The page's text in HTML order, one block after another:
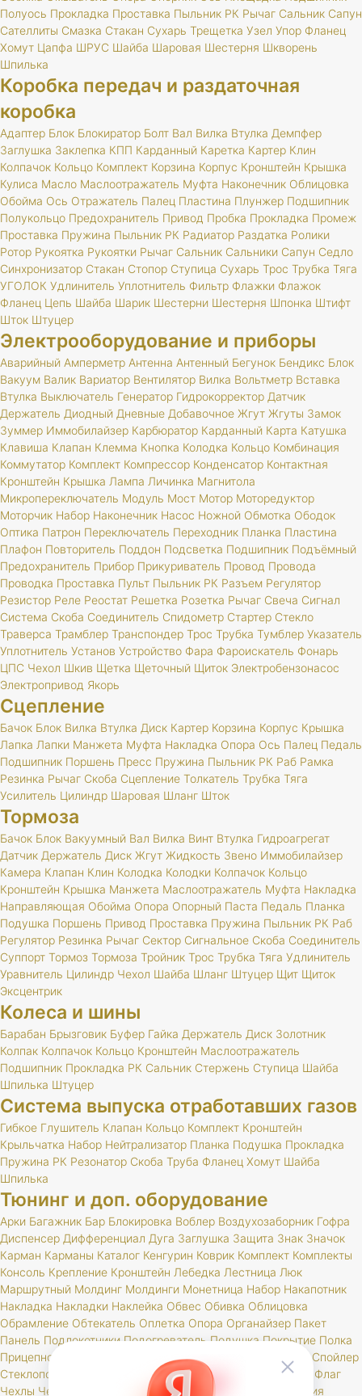
Полуось Прокладка Проставка Пыльник РК Рычаг Сальник Сапун
Сателлиты Смазка Стакан Сухарь Трещетка Узел Упор Фланец
Хомут Цапфа ШРУС Шайба Шаровая Шестерня Шкворень
Шпилька
Коробка передач и раздаточная
коробка
Адаптер Блок Блокиратор Болт Вал Вилка Втулка Демпфер
Заглушка Заклепка КПП Карданный Каретка Картер Клин
Колпачок Кольцо Комплект Корзина Корпус Кронштейн Крышка
Кулиса Масло Маслоотражатель Муфта Наконечник Облицовка
Обойма Ось Отражатель Палец Пластина Плунжер Подшипник
Полукольцо Предохранитель Привод Пробка Прокладка Промеж
Проставка Пружина Пыльник РК Радиатор Раздатка Ролики
Ротор Рукоятка Рукоятки Рычаг Сальник Сальники Сапун Седло
Синхронизатор Стакан Стопор Ступица Сухарь Трос Трубка Тяга
УГОЛОК Удлинитель Уплотнитель Фильтр Флажки Флажок
Фланец Цепь Шайба Шарик Шестерни Шестерня Шпонка Штифт
Шток Штуцер
Электрооборудование и приборы
Аварийный Амперметр Антенна Антенный Бегунок Бендикс Блок
Вакуум Валик Вариатор Вентилятор Вилка Вольтметр Вставка
Втулка Выключатель Генератор Гидрокорректор Датчик
Держатель Диодный Дневные Добавочное Жгут Жгуты Замок
Зуммер Иммобилайзер Карбюратор Карданный Карта Катушка
Клавиша Клапан Клемма Кнопка Колодка Кольцо Комбинация
Коммутатор Комплект Компрессор Конденсатор Контактная
Кронштейн Крышка Лампа Личинка Магнитола
Микропереключатель Модуль Мост Мотор Моторедуктор
Моторчик Набор Наконечник Насос Ножной Обмотка Ободок
Оптика Патрон Переключатель Переходник Планка Пластина
Плафон Повторитель Поддон Подсветка Подшипник Подъёмный
Предохранитель Прибор Прикуриватель Провод Провода
Проводка Проставка Пульт Пыльник РК Разъем Регулятор
Резистор Реле Реостат Решетка Розетка Рычаг Свеча Сигнал
Система Скоба Соединитель Спидометр Стартер Стекло
Траверса Трамблер Транспондер Трос Трубка Тумблер Указатель
Уплотнитель Установ Устройство Фара Фароискатель Фонарь
ЦПС Чехол Шкив Щетка Щеточный Щиток Электробензонасос
Электропривод Якорь
Сцепление
Бачок Блок Вилка Втулка Диск Картер Корзина Корпус Крышка
Лапка Лапки Манжета Муфта Накладка Опора Ось Палец Педаль
Подшипник Поршень Пресс Пружина Пыльник РК Раб Рамка
Резинка Рычаг Скоба Сцепление Толкатель Трубка Тяга
Усилитель Цилиндр Шаровая Шланг Шток
Тормоза
Бачок Блок Вакуумный Вал Вилка Винт Втулка Гидроагрегат
Датчик Держатель Диск Жгут Жидкость Звено Иммобилайзер
Камера Клапан Клин Колодка Колодки Колпачок Кольцо
Кронштейн Крышка Манжета Маслоотражатель Муфта Накладка
Направляющая Обойма Опора Опорный Паста Педаль Планка
Подушка Поршень Привод Проставка Пружина Пыльник РК Раб
Регулятор Резинка Рычаг Сектор Сигнальное Скоба Соединитель
Суппорт Тормоз Тормоза Тройник Трос Трубка Тяга Удлинитель
Уравнитель Цилиндр Чехол Шайба Шланг Штуцер Щит Щиток
Эксцентрик
Колеса и шины
Барабан Брызговик Буфер Гайка Держатель Диск Золотник
Колпак Колпачок Кольцо Кронштейн Маслоотражатель
Подшипник Прокладка РК Сальник Стержень Ступица Шайба
Шпилька Штуцер
Система выпуска отработавших газов
Гибкое Глушитель Клапан Кольцо Комплект Кронштейн
Крыльчатка Набор Нейтрализатор Планка Подушка Прокладка
Пружина РК Резонатор Скоба Труба Фланец Хомут Шайба
Шпилька
Тюнинг и доп. оборудование
Арки Багажник Бар Блокировка Воблер Воздухозаборник Гофра
Диспенсер Дифференциал Дуга Заглушка Защита Знак Значок
Карман Карманы Каталог Кенгурин Коврик Комплект Комплекты
Консоль Крепление Кронштейн Лебедка Лестница Люк
Маршрутный Молдинг Молдинги Монетница Набор Накапотник
Накладка Накладки Наклейка Обвес Обивка Облицовка
Обрамление Обтекатель Оплетка Опора Органайзер Пакет
Панель Подлокотники Подогреватель Подушка Покрытие Полка
Прицепное
Пружины Пусковые
Спойлер
Стеклоподъемник
Усилитель Утеплитель Фаркоп
Флаг
Чехлы Чехол Шноркель Шторки Шумоизоляция